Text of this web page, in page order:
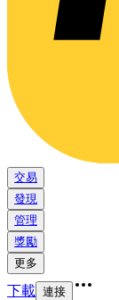
交易
發現
管理
獎勵
更多
下載 連接